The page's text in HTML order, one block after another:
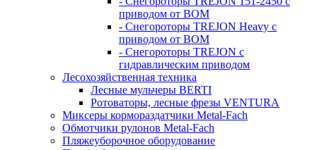
приводом от ВОМ
- Снегороторы TREJON Heavy с
приводом от ВОМ
- Снегороторы TREJON с
гидравлическим приводом
Лесохозяйственная техника
Лесные мульчеры BERTI
Ротоваторы, лесные фрезы VENTURA
Миксеры кормораздатчики Metal-Fach
Обмотчики рулонов Metal-Fach
Пляжеуборочное оборудование